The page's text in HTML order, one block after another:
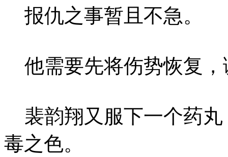
报仇之事暂且不急。
他需要先将伤势恢复，
裴韵翔又服下一个药丸
毒之色。